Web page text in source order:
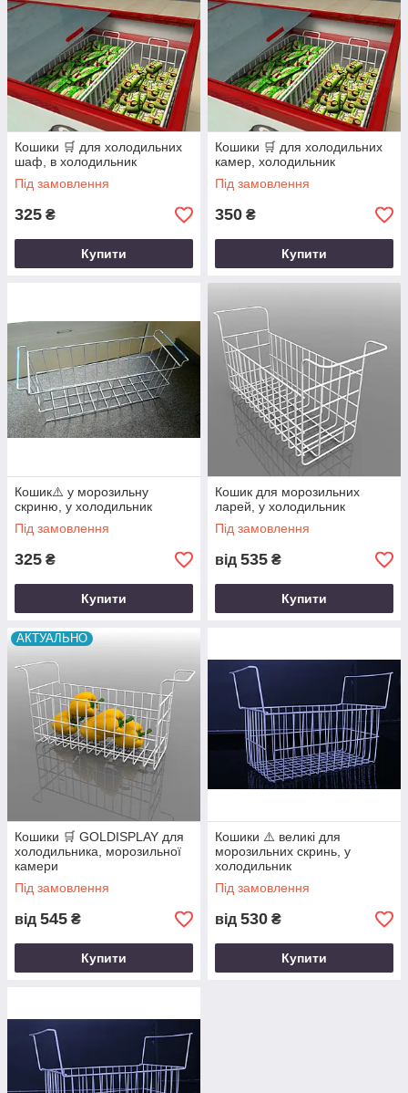
Кошики 🛒 для холодильних
шаф, в холодильник
Під замовлення
325 ₴
Купити
Кошики 🛒 для холодильних
камер, холодильник
Під замовлення
350 ₴
Купити
Кошик⚠️ у морозильну
скриню, у холодильник
Під замовлення
325 ₴
Купити
Кошик для морозильних
ларей, у холодильник
Під замовлення
від 535 ₴
Купити
АКТУАЛЬНО
Кошики 🛒 GOLDISPLAY для
холодильника, морозильної
камери
Під замовлення
від 545 ₴
Купити
Кошики ⚠️ великі для
морозильних скринь, у
холодильник
Під замовлення
від 530 ₴
Купити